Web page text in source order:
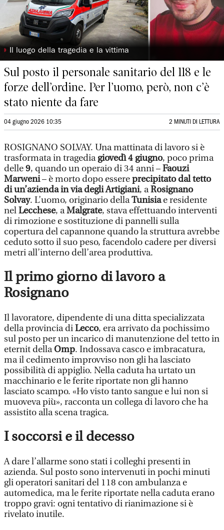
◗ Il luogo della tragedia e la vittima
Sul posto il personale sanitario del 118 e le
forze dell’ordine. Per l’uomo, però, non c’è
stato niente da fare
04 giugno 2026 10:35 2 MINUTI DI LETTURA
ROSIGNANO SOLVAY. Una mattinata di lavoro si è
trasformata in tragediagiovedì 4 giugno, poco prima
delle9, quando un operaio di 34 anni –Faouzi
Marweni– è morto dopo essereprecipitato dal tetto
di un’azienda in via degli Artigiani, aRosignano
Solvay. L’uomo, originario dellaTunisiae residente
nelLecchese, aMalgrate, stava effettuando interventi
di rimozione e sostituzione di pannelli sulla
copertura del capannone quando la struttura avrebbe
ceduto sotto il suo peso, facendolo cadere per diversi
metri all’interno dell’area produttiva.
Il primo giorno di lavoro a
Rosignano
Il lavoratore, dipendente di una ditta specializzata
della provincia diLecco, era arrivato da pochissimo
sul posto per un incarico di manutenzione del tetto in
eternit dellaOmp. Indossava casco e imbracatura,
ma il cedimento improvviso non gli ha lasciato
possibilità di appiglio. Nella caduta ha urtato un
macchinario e le ferite riportate non gli hanno
lasciato scampo. «Ho visto tanto sangue e lui non si
muoveva più», racconta un collega di lavoro che ha
assistito alla scena tragica.
I soccorsi e il decesso
A dare l’allarme sono stati i colleghi presenti in
azienda. Sul posto sono intervenuti in pochi minuti
gli operatori sanitari del 118 con ambulanza e
automedica, ma le ferite riportate nella caduta erano
troppo gravi: ogni tentativo di rianimazione si è
rivelato inutile.